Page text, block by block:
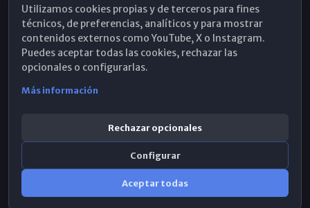
Hemeroteca
WhatsApp
Utilizamos cookies propias y de terceros para fines
técnicos, de preferencias, analíticos y para mostrar
contenidos externos como YouTube, X o Instagram.
Puedes aceptar todas las cookies, rechazar las
opcionales o configurarlas.
Más información
Rechazar opcionales
Configurar
Aceptar todas